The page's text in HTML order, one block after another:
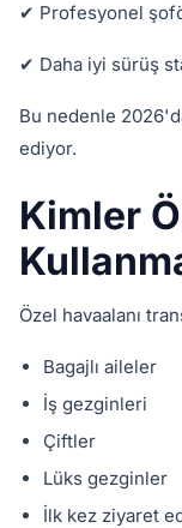
✔ Profesyonel
✔ Daha iyi sürüş
Bu nedenle
ediyor.
Kimler
Özel havaalanı
Bagajlı aileler
İş gezginleri
Çiftler
Lüks gezginler
İlk kez ziyaret